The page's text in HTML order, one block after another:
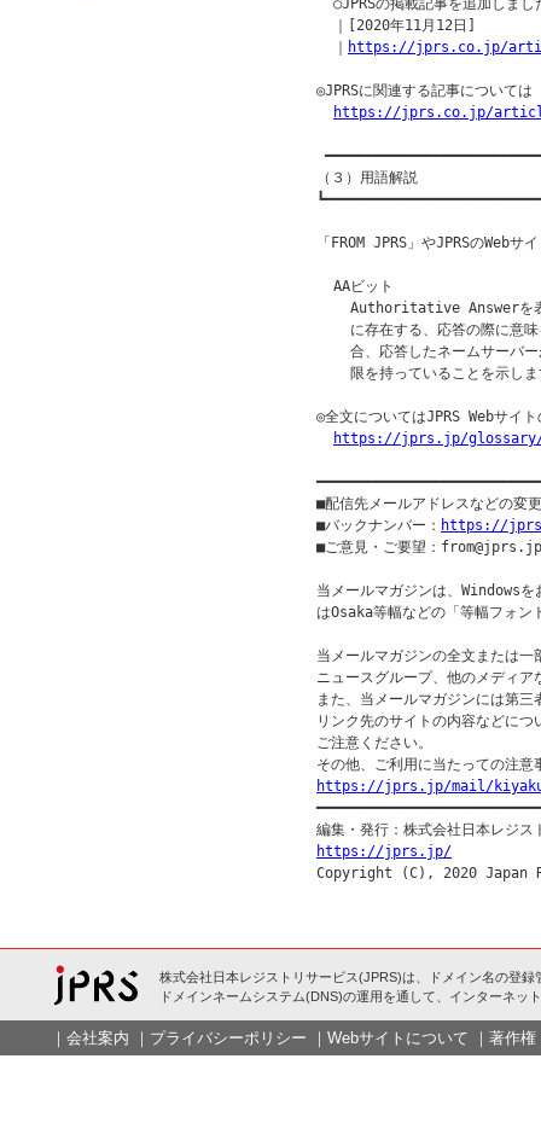
○JPRSの掲載記事を追加しまし
  ｜[2020年11月12日]
https://jprs.co.jp/
◎JPRSに関連する記事について
https://jprs.co.jp/
（３）用語解説
「FROM JPRS」やJPRSのWeb
  AAビット
Authoritative Answerを
に存在する、応答の際に意
合、応答したネームサーバ
限を持っていることを示し
◎全文についてはJPRS Webサイ
https://jprs.jp/glossary/
■配信先メールアドレスなどの変
■バックナンバー： https://
■ご意見・ご要望：from@jprs.jp
当メールマガジンは、Windowsを
はOsaka等幅などの「等幅フォン
当メールマガジンの全文または一
ニュースグループ、他のメディ
また、当メールマガジンには第
リンク先のサイトの内容などに
ご注意ください。
https://jprs.jp/mail/
https://jprs.jp/
株式会社日本レジストリサービス(JPRS)は、ドメイン名の登録
ドメインネームシステム(DNS)の運用を通して、インターネッ
｜ 会社案内 ｜ プライバシーポリシー ｜ Webサイトについて ｜ 著作権